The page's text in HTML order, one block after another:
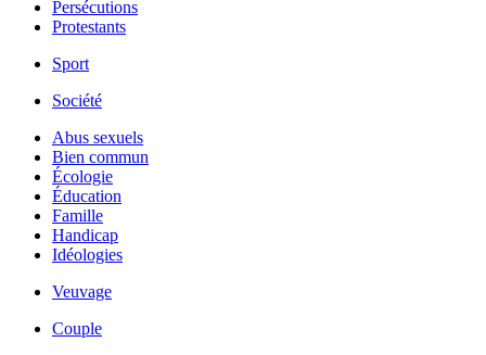
Persécutions
Protestants
Sport
Société
Abus sexuels
Bien commun
Écologie
Éducation
Famille
Handicap
Idéologies
Veuvage
Couple